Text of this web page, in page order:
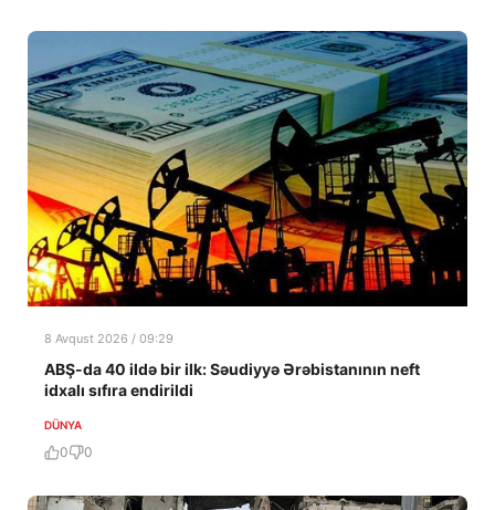
8 Avqust 2026 / 09:29
ABŞ-da 40 ildə bir ilk: Səudiyyə Ərəbistanının neft
idxalı sıfıra endirildi
DÜNYA
0 0